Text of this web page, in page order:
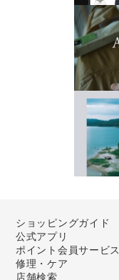
ショッピングガイド
公式アプリ
ポイント会員サービス
修理・ケア
店舗検索